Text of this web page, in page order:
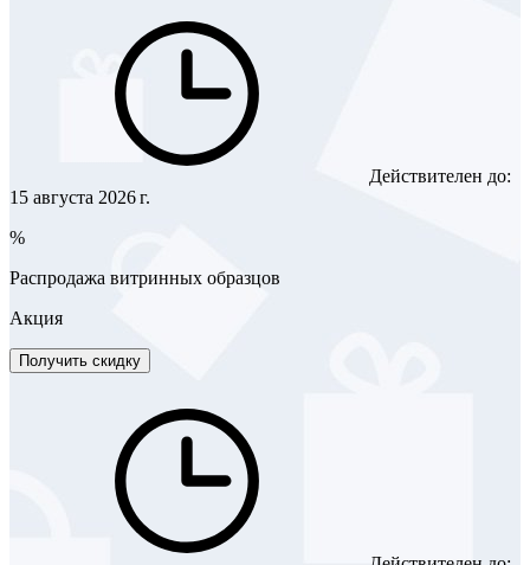
Действителен до:
15 августа 2026 г.
%
Распродажа витринных образцов
Акция
Получить скидку